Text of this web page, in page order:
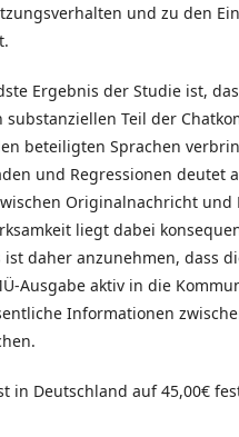
und zu den
Ergebnis der Studie ist,
substanziellen Teil der
beteiligten Sprachen
und Regressionen deutet
Originalnachricht und
liegt dabei
daher anzunehmen, dass
Ausgabe aktiv in die
Informationen
in Deutschland auf 45,00€